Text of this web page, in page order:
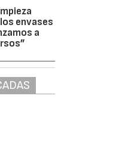
envases
a